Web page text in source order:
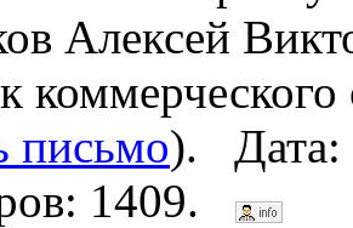
Алексей
коммерческого
письмо). Дата:
1409.